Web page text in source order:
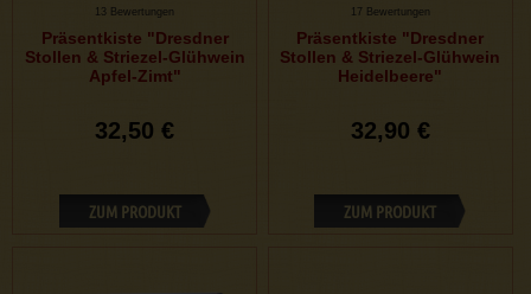
13 Bewertungen
Präsentkiste "Dresdner
Stollen & Striezel-Glühwein
Apfel-Zimt"
32,50 €
ZUM PRODUKT
17 Bewertungen
Präsentkiste "Dresdner
Stollen & Striezel-Glühwein
Heidelbeere"
32,90 €
ZUM PRODUKT